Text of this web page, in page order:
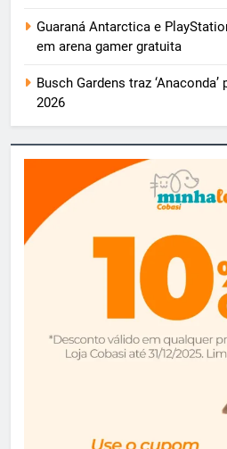
Guaraná Antarctica e
em arena gamer gratuita
Busch Gardens traz
2026